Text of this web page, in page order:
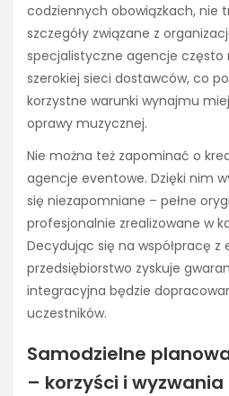
codziennych obowiązkach, nie
szczegóły związane z
specjalistyczne agencje często
szerokiej sieci dostawców, co
korzystne warunki wynajmu
oprawy muzycznej.
Nie można też zapominać o
agencje eventowe. Dzięki nim
się niezapomniane – pełne
profesjonalnie zrealizowane w
Decydując się na współpracę z
przedsiębiorstwo zyskuje
integracyjna będzie
uczestników.
Samodzielne
– korzyści i wyzwania